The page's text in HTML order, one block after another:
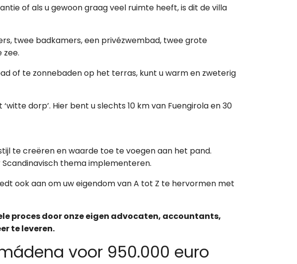
of als u gewoon graag veel ruimte heeft, is dit de villa
twee badkamers, een privézwembad, twee grote
of te zonnebaden op het terras, kunt u warm en zweterig
dorp’. Hier bent u slechts 10 km van Fuengirola en 30
te creëren en waarde toe te voegen aan het pand.
thema implementeren.
ook aan om uw eigendom van A tot Z te hervormen met
proces door onze eigen advocaten, accountants,
te leveren.
voor 950.000 euro